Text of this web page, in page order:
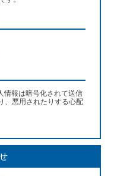
情報は暗号化されて送信
、悪用されたりする心配